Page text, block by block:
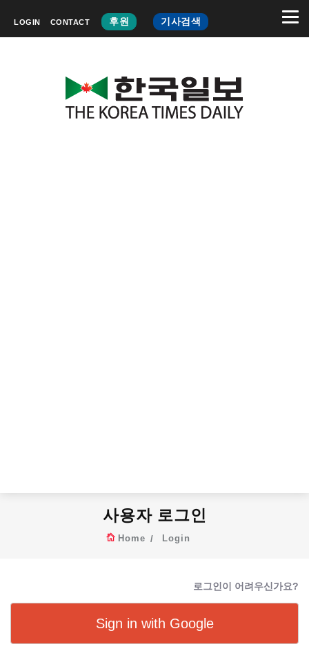
LOGIN CONTACT 후원 기사검색
사용자 로그인
Home Login
로그인이 어려우신가요?
Sign in with Google